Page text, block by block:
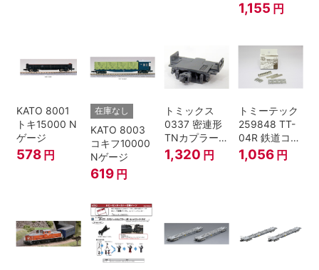
1,155 円
KATO 8001
トキ15000 N
ゲージ
578 円
在庫なし
KATO 8003
コキフ10000
Nゲージ
619 円
トミックス
0337 密連形
TNカプラー
(6個入・SPタ
イプ)
1,320 円
トミーテック
259848 TT-
04R 鉄道コレ
クション
1,056 円